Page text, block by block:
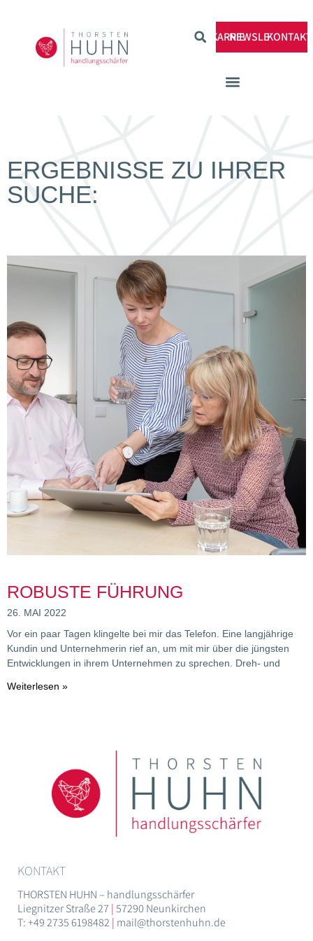
KARRIERE
NEWSLETTER
KONTAKT
ERGEBNISSE ZU IHRER
SUCHE:
ROBUSTE FÜHRUNG
26. MAI 2022
Vor ein paar Tagen klingelte bei mir das Telefon. Eine langjährige
Kundin und Unternehmerin rief an, um mit mir über die jüngsten
Entwicklungen in ihrem Unternehmen zu sprechen. Dreh- und
Weiterlesen »
KONTAKT
THORSTEN HUHN – handlungsschärfer
Liegnitzer Straße 27 |57290 Neunkirchen
T: +49 2735 6198482 | mail@thorstenhuhn.de